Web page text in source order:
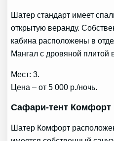
Шатер стандарт имеет
открытую веранду.
кабина расположены в
Мангал с дровяной плитой
Мест: 3.
Цена – от 5 000 р./ночь.
Сафари-тент Комфорт
Шатер Комфорт